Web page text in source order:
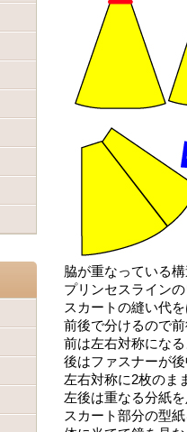
脇が重なっている
プリンセスライン
スカートの縫い代
前後で分けるので
前は左右対称にな
後はファスナーが
左右対称に2枚のま
左後は重なる分紙を
スカート部分の型